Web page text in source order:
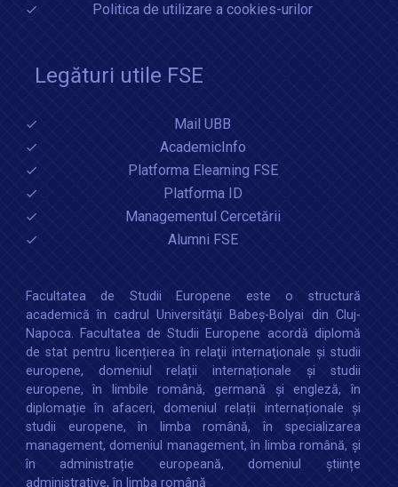
Politica de utilizare a cookies-urilor
Legături utile FSE
Mail UBB
AcademicInfo
Platforma Elearning FSE
Platforma ID
Managementul Cercetării
Alumni FSE
Facultatea de Studii Europene este o structură
academică în cadrul Universităţii Babeș-Bolyai din Cluj-
Napoca. Facultatea de Studii Europene acordă diplomă
de stat pentru licențierea în relaţii internaţionale şi studii
europene, domeniul relații internaționale şi studii
europene, în limbile română, germană și engleză, în
diplomație în afaceri, domeniul relații internaționale și
studii europene, în limba română, în specializarea
management, domeniul management, în limba română, și
în administrație europeană, domeniul științe
administrative, în limba română